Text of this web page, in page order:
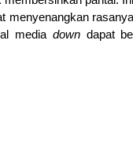
menyenangkan
media down dapat